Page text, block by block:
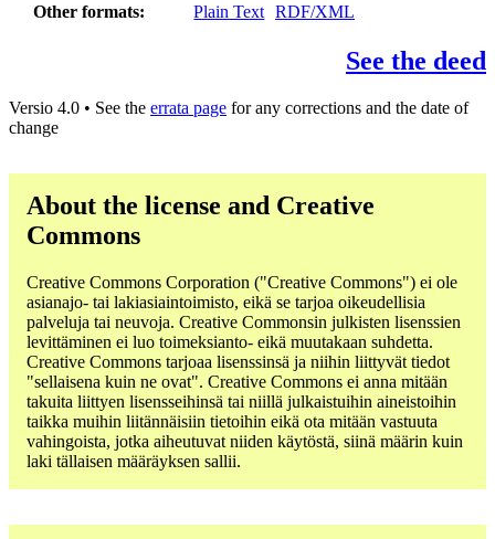
Other formats
Plain Text RDF/XML
See the deed
Versio 4.0 • See the errata page for any corrections and the date of
change
About the license and Creative
Commons
Creative Commons Corporation ("Creative Commons") ei ole
asianajo- tai lakiasiaintoimisto, eikä se tarjoa oikeudellisia
palveluja tai neuvoja. Creative Commonsin julkisten lisenssien
levittäminen ei luo toimeksianto- eikä muutakaan suhdetta.
Creative Commons tarjoaa lisenssinsä ja niihin liittyvät tiedot
"sellaisena kuin ne ovat". Creative Commons ei anna mitään
takuita liittyen lisensseihinsä tai niillä julkaistuihin aineistoihin
taikka muihin liitännäisiin tietoihin eikä ota mitään vastuuta
vahingoista, jotka aiheutuvat niiden käytöstä, siinä määrin kuin
laki tällaisen määräyksen sallii.